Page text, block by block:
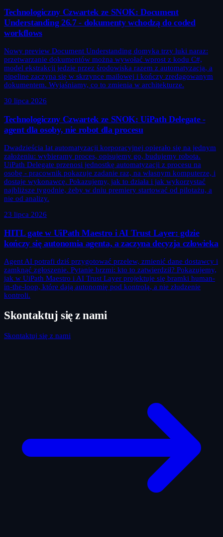
Technologiczny Czwartek ze SNOK: Document
Understanding 26.7 - dokumenty wchodzą do coded
workflows
Nowy preview Document Understanding domyka trzy luki naraz:
przetwarzanie dokumentów można wywołać wprost z kodu C#,
model ekstrakcji jedzie przez środowiska razem z automatyzacją, a
pipeline zaczyna się w skrzynce mailowej i kończy zredagowanym
dokumentem. Wyjaśniamy, co to zmienia w architekturze.
30 lipca 2026
Technologiczny Czwartek ze SNOK: UiPath Delegate -
agent dla osoby, nie robot dla procesu
Dwadzieścia lat automatyzacji korporacyjnej opierało się na jednym
założeniu: wybieramy proces, opisujemy go, budujemy robota.
UiPath Delegate przenosi jednostkę automatyzacji z procesu na
osobę - pracownik pokazuje zadanie raz, na własnym komputerze, i
dostaje wykonawcę. Pokazujemy, jak to działa i jak wykorzystać
najbliższe tygodnie, żeby w dniu premiery startować od pilotażu, a
nie od analizy.
23 lipca 2026
HITL gate w UiPath Maestro i AI Trust Layer: gdzie
kończy się autonomia agenta, a zaczyna decyzja człowieka
Agent AI potrafi dziś przygotować przelew, zmienić dane dostawcy i
zamknąć zgłoszenie. Pytanie brzmi: kto to zatwierdził? Pokazujemy,
jak w UiPath Maestro i AI Trust Layer projektuje się bramki human-
in-the-loop, które dają autonomię pod kontrolą, a nie złudzenie
kontroli.
Skontaktuj się z nami
Skontaktuj się z nami